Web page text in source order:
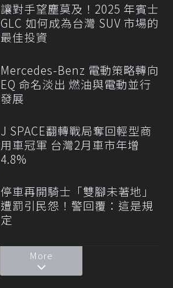
讓對手望塵莫及！2025 年賓士
GLC 如何成為台灣 SUV 市場的
最佳投資
Mercedes-Benz 電動策略轉向
EQ 命名淡出 燃油與電動並行
發展
J SPACE翻轉戰局奪回輕型商
用車冠軍 台灣2月車市年增
4.8%
停車再開騎士「雙腳未著地」
遭罰引民怨！警回覆：這是規
定
More